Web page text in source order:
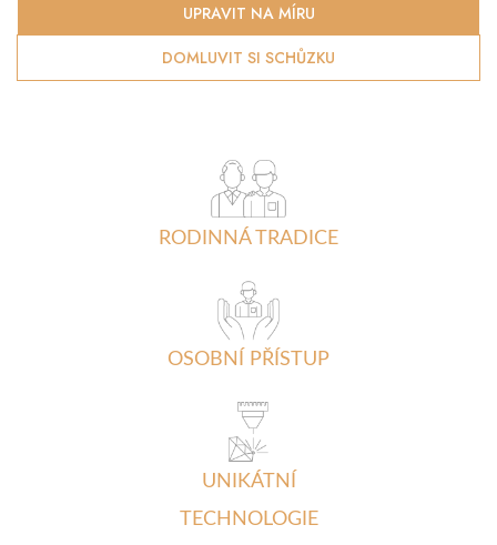
DOMLUVIT SI SCHŮZKU
UPRAVIT NA MÍRU
RODINNÁ TRADICE
OSOBNÍ PŘÍSTUP
UNIKÁTNÍ
TECHNOLOGIE